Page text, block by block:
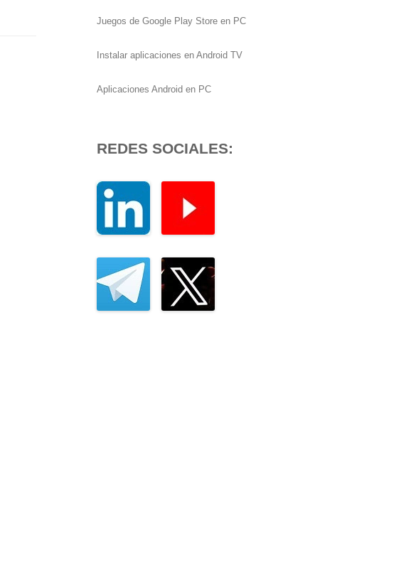
Juegos de Google Play Store en PC
Instalar aplicaciones en Android TV
Aplicaciones Android en PC
REDES SOCIALES: